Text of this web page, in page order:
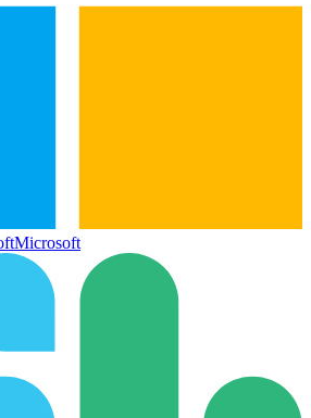
Microsoft